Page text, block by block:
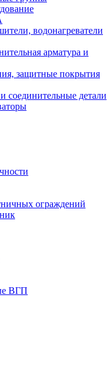
водонагреватели
арматура и
защитные покрытия
соединительные детали
ограждений
ВГП